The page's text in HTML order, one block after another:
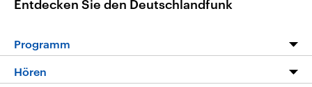
Entdecken Sie den Deutschlandfunk
Programm
Programm
Hören